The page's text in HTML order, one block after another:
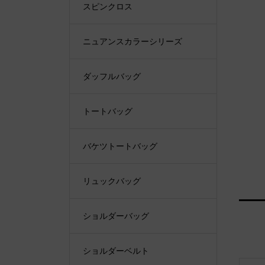
スピンクロス
ニュアンスカラーシリーズ
ダッフルバッグ
トートバッグ
バケツトートバッグ
リュックバッグ
ショルダーバッグ
ショルダーベルト